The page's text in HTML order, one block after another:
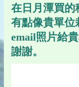
在日月潭買的
有點像貴單位
email照片給
謝謝。